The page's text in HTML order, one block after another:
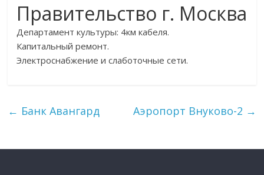
Правительство г. Москва
Департамент культуры: 4км кабеля.
Капитальный ремонт.
Электроснабжение и слаботочные сети.
← Банк Авангард Аэропорт Внуково-2 →